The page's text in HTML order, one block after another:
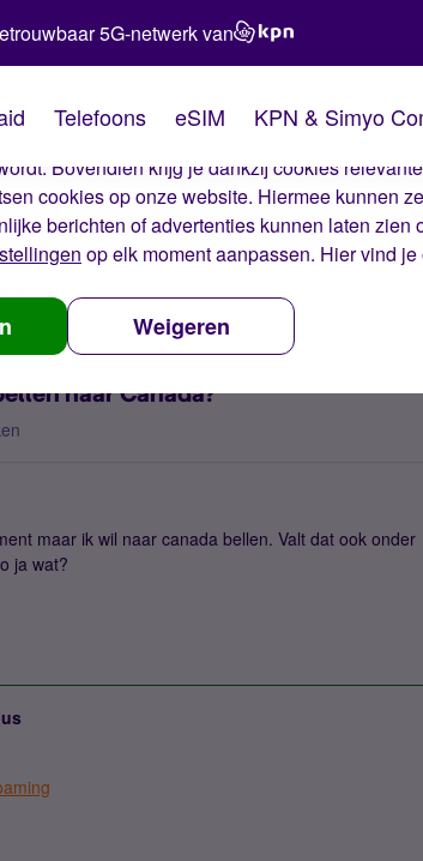
van Simyo
op onze website. Met deze cookies zorgen wij
Bovendien krijg je dankzij cookies
cookies op onze website. Hiermee kunnen
berichten of advertenties kunnen laten zien
op elk moment aanpassen. Hier vind
Weigeren
5G-netwerk van
Telefoons eSIM KPN & Simyo
naar Canada?
maar ik wil naar canada bellen. Valt dat ook onder
ja wat?